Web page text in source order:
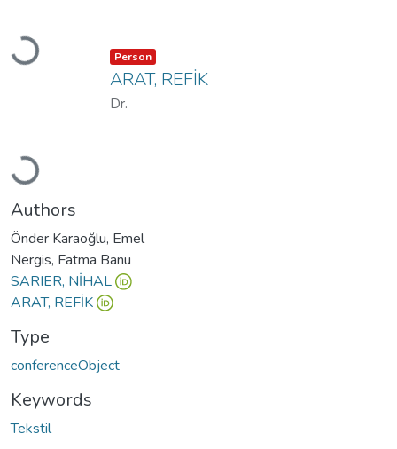
Loading...
Loading...
Item type:
Person ,
ARAT, REFİK
Dr.
Authors
Önder Karaoğlu, Emel
Nergis, Fatma Banu
SARIER, NİHAL
ARAT, REFİK
Type
conferenceObject
Keywords
Tekstil